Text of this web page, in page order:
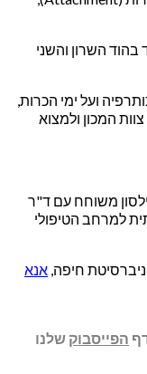
בהוד השרון והשני
ועל ימי הכרות,
המכון ולמצוא
משוחח עם ד"ר
למרחב הטיפולי
חיפה, אנא
הפייסבוק שלנו